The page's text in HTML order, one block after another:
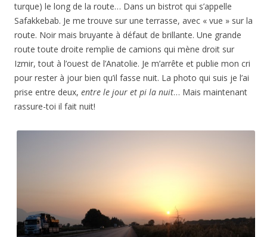
turque) le long de la route… Dans un bistrot qui s’appelle
Safakkebab. Je me trouve sur une terrasse, avec « vue » sur la
route. Noir mais bruyante à défaut de brillante. Une grande
route toute droite remplie de camions qui mène droit sur
Izmir, tout à l’ouest de l’Anatolie. Je m’arrête et publie mon cri
pour rester à jour bien qu’il fasse nuit. La photo qui suis je l’ai
prise entre deux, entre le jour et pi la nuit… Mais maintenant
rassure-toi il fait nuit!